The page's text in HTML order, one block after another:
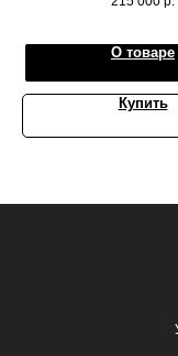
рекомендуемую
О товаре
Купить